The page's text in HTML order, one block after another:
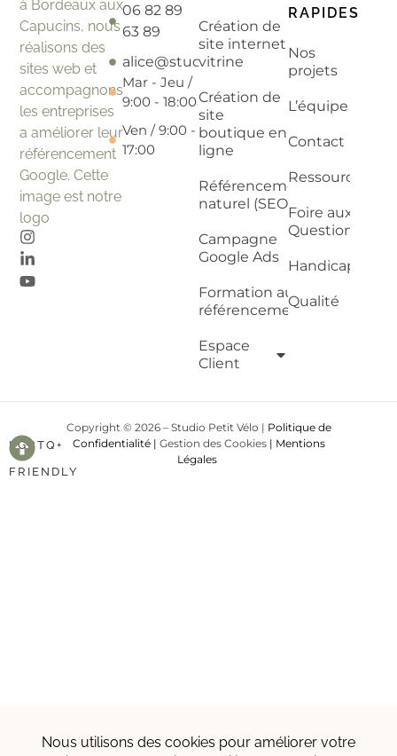
06 82 89
63 89
alice@studiopetitvelo.fr
Mar - Jeu /
9:00 - 18:00
Ven / 9:00 -
17:00
Création de
site internet
vitrine
Création de
site
boutique en
ligne
Référencement
naturel (SEO)
Campagne
Google Ads
Formation au
référencement
Espace
Client
RAPIDES
Nos
projets
L’équipe
Contact
Ressources
Foire aux
Questions
Handicap
Qualité
Copyright © 2026 – Studio Petit Vélo | Politique de
Confidentialité| Gestion des Cookies| Mentions
Légales
LGBTQ+
FRIENDLY